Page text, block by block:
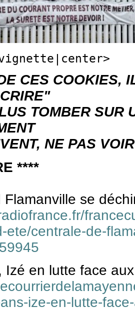
CES COOKIES,
TOMBER SUR
NE PAS
****
se
ete/centrale-de-
Izé en lutte face
ize-en-lutte-